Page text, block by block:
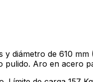
y diámetro de 610
pulido. Aro en acero